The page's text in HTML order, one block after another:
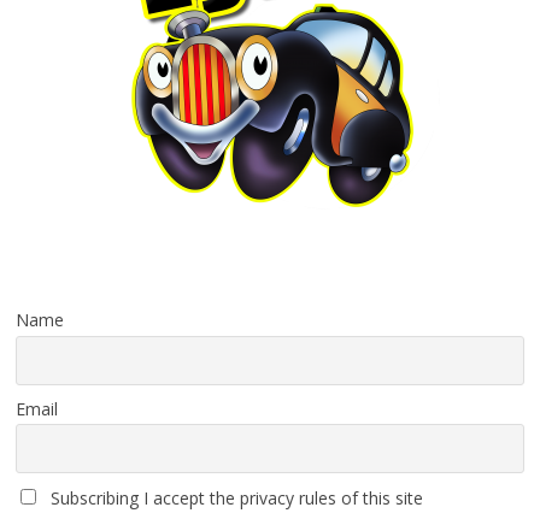
Name
Email
Subscribing I accept the privacy rules of this site